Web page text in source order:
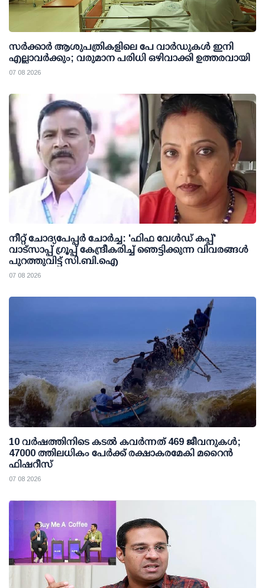
സര്‍ക്കാര്‍ ആശുപത്രികളിലെ പേ വാര്‍ഡുകള്‍ ഇനി
എല്ലാവര്‍ക്കും; വരുമാന പരിധി ഒഴിവാക്കി ഉത്തരവായി
07 08 2026
നീറ്റ് ചോദ്യപേപ്പര്‍ ചോര്‍ച്ച: 'ഫിഫ വേള്‍ഡ് കപ്പ്'
വാട്സാപ്പ് ഗ്രൂപ്പ് കേന്ദ്രീകരിച്ച് ഞെട്ടിക്കുന്ന വിവരങ്ങള്‍
പുറത്തുവിട്ട് സി.ബി.ഐ
07 08 2026
10 വര്‍ഷത്തിനിടെ കടല്‍ കവര്‍ന്നത് 469 ജീവനുകള്‍;
47000 ത്തിലധികം പേര്‍ക്ക് രക്ഷാകരമേകി മറൈന്‍
ഫിഷറീസ്
07 08 2026